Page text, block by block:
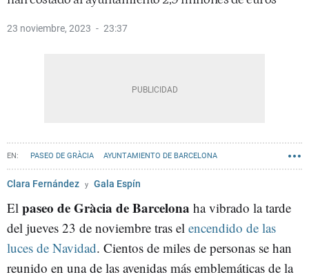
23 noviembre, 2023 23:37
PASEO DE GRÀCIA AYUNTAMIENTO DE BARCELONA
NAVIDAD BARCELONA VÍDEOS METRÓPOLI
Clara Fernández Gala Espín
El paseo de Gràcia deBarcelona ha vibrado la tarde
del jueves 23 de noviembre tras el encendido de las
luces de Navidad. Cientos de miles de personas se han
reunido en una de las avenidas más emblemáticas de la